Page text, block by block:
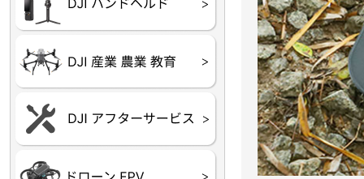
DJI 産業用 ドローン
（測量・空撮）
DJI 農業用 ドローン
（農薬散布）
DJI RoboMaster
DJI Care Refresh ドロ
DJI Care Refresh ハン
ドヘルド
DJI Care Enterprise
DJI 定期点検サービス
Air65
Air65 Ⅱ
Air75
Air75 Ⅱ
Aquila16
Aquila20
Meteor85
Beta65
Meteor65
Meteor75
Cetus
Pavo
Beta85X
Beta95X
HX100 SE
HX115
TWIG XL
BETAその他グッズ
FPV・ゴーグル・映像